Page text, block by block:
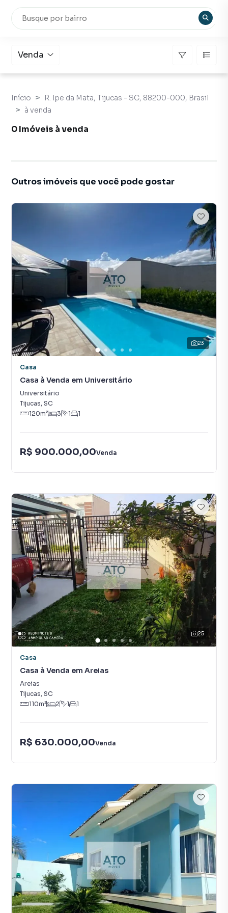
Venda
Início
R. Ipe da Mata, Tijucas - SC, 88200-000, Brasil
à venda
0 Imóveis à venda
Outros imóveis que você pode gostar
23
Casa
Casa à Venda em Universitário
Universitário
Tijucas, SC
120m² 3 1 1
R$ 900.000,00Venda
25
Casa
Casa à Venda em Areias
Areias
Tijucas, SC
110m² 2 1 1
R$ 630.000,00Venda